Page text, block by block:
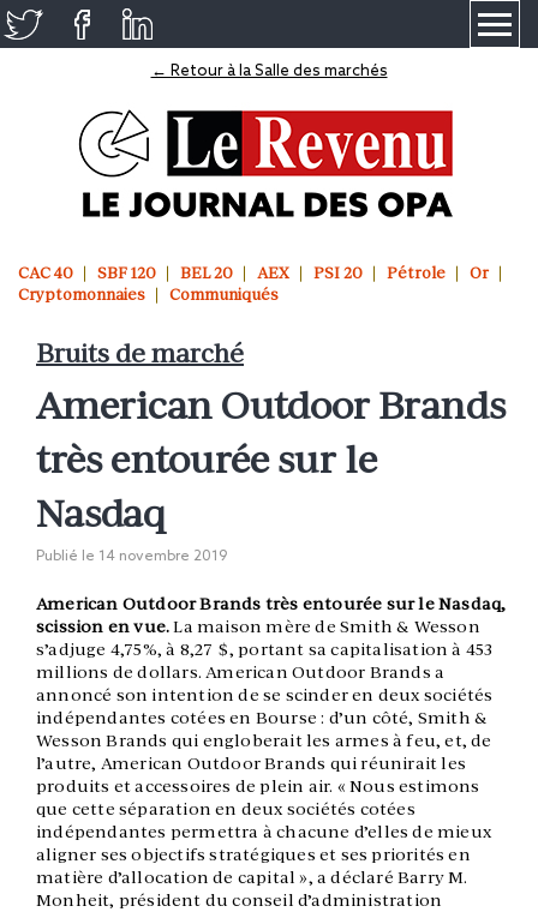
← Retour à la Salle des marchés
CAC 40 SBF 120 BEL 20 AEX PSI 20 Pétrole
Or
Cryptomonnaies
Communiqués
Bruits de marché
American Outdoor Brands
très entourée sur le
Nasdaq
Publié le 14 novembre 2019
American Outdoor Brands très entourée sur le Nasdaq,
scission en vue.La maison mère de Smith & Wesson
s’adjuge 4,75%, à 8,27 $, portant sa capitalisation à 453
millions de dollars. American Outdoor Brands a
annoncé son intention de se scinder en deux sociétés
indépendantes cotées en Bourse : d’un côté, Smith &
Wesson Brands qui engloberait les armes à feu, et, de
l’autre, American Outdoor Brands qui réunirait les
produits et accessoires de plein air. « Nous estimons
que cette séparation en deux sociétés cotées
indépendantes permettra à chacune d’elles de mieux
aligner ses objectifs stratégiques et ses priorités en
matière d’allocation de capital », a déclaré Barry M.
Monheit, président du conseil d’administration